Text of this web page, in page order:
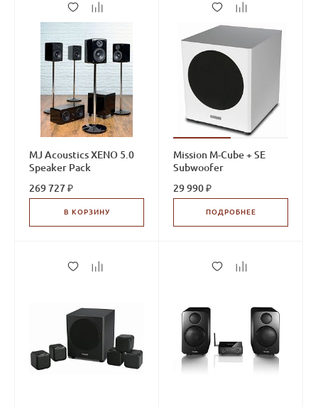
MJ Acoustics XENO 5.0
Speaker Pack
269 727 ₽
В КОРЗИНУ
Mission M-Cube + SE
Subwoofer
29 990 ₽
ПОДРОБНЕЕ